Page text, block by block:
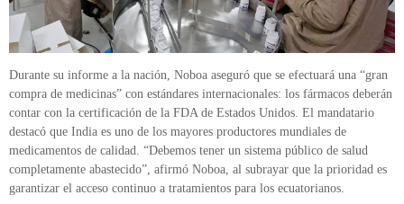
Durante su informe a la nación, Noboa aseguró que se efectuará una “gran
compra de medicinas” con estándares internacionales: los fármacos deberán
contar con la certificación de la FDA de Estados Unidos. El mandatario
destacó que India es uno de los mayores productores mundiales de
medicamentos de calidad. “Debemos tener un sistema público de salud
completamente abastecido”, afirmó Noboa, al subrayar que la prioridad es
garantizar el acceso continuo a tratamientos para los ecuatorianos.